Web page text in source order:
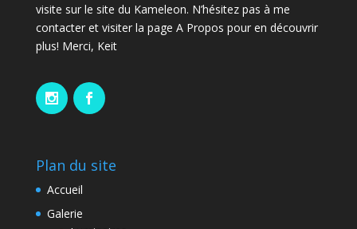
visite sur le site du Kameleon. N’hésitez pas à me
contacter et visiter la page A Propos pour en découvrir
plus! Merci, Keit
Plan du site
Accueil
Galerie